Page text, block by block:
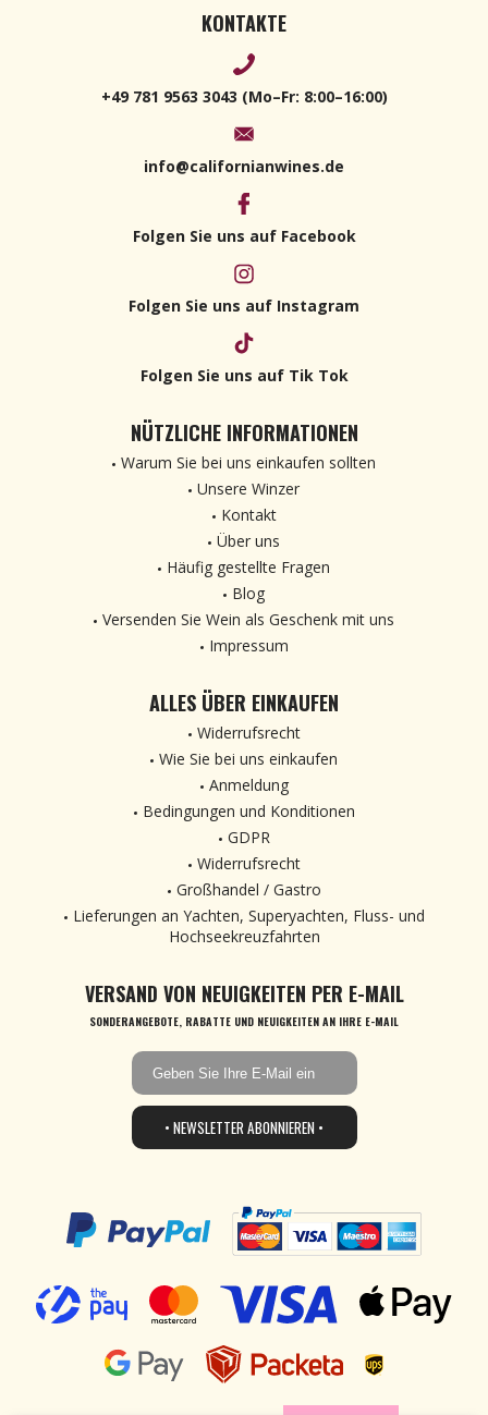
KONTAKTE
+49 781 9563 3043 (Mo–Fr: 8:00–16:00)
info@californianwines.de
Folgen Sie uns auf Facebook
Folgen Sie uns auf Instagram
Folgen Sie uns auf Tik Tok
NÜTZLICHE INFORMATIONEN
Warum Sie bei uns einkaufen sollten
Unsere Winzer
Kontakt
Über uns
Häufig gestellte Fragen
Blog
Versenden Sie Wein als Geschenk mit uns
Impressum
ALLES ÜBER EINKAUFEN
Widerrufsrecht
Wie Sie bei uns einkaufen
Anmeldung
Bedingungen und Konditionen
GDPR
Widerrufsrecht
Großhandel / Gastro
Lieferungen an Yachten, Superyachten, Fluss- und
Hochseekreuzfahrten
VERSAND VON NEUIGKEITEN PER E-MAIL
SONDERANGEBOTE, RABATTE UND NEUIGKEITEN AN IHRE E-MAIL
• NEWSLETTER ABONNIEREN •